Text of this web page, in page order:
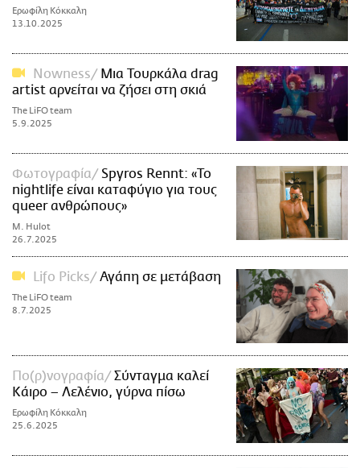
Ερωφίλη Κόκκαλη
13.10.2025
Nowness
Mια Τουρκάλα drag
artist αρνείται να ζήσει στη σκιά
The LiFO team
5.9.2025
Φωτογραφία
Spyros Rennt: «Το
nightlife είναι καταφύγιο για τους
queer ανθρώπους»
M. Hulot
26.7.2025
Lifo Picks Αγάπη σε μετάβαση
The LiFO team
8.7.2025
Πο(ρ)νογραφία
Σύνταγμα καλεί
Κάιρο – Λελένιο, γύρνα πίσω
Ερωφίλη Κόκκαλη
25.6.2025